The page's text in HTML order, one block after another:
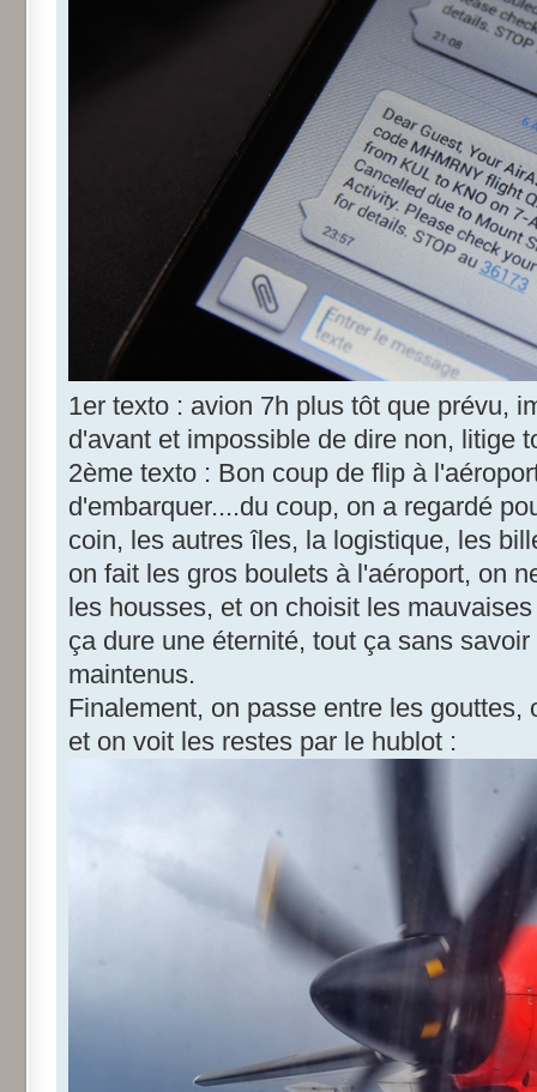
1er texto : avion 7h plus tôt que prévu,
d'avant et impossible de dire non, litige
2ème texto : Bon coup de flip à
d'embarquer....du coup, on a regardé
coin, les autres îles, la logistique, les
on fait les gros boulets à l'aéroport, on
les housses, et on choisit les
ça dure une éternité, tout ça sans
maintenus.
Finalement, on passe entre les gouttes,
et on voit les restes par le hublot :